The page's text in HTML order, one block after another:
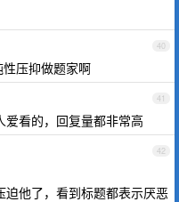
40
压抑做题家啊
41
爱看的，回复量都非常高
42
他了，看到标题都表示厌恶